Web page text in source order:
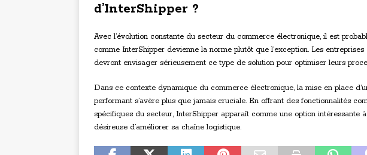
d’InterShipper ?
Avec l’évolution constante du secteur du commerce électronique, il est
comme InterShipper devienne la norme plutôt que l’exception. Les
devront envisager sérieusement ce type de solution pour optimiser leurs
Dans ce contexte dynamique du commerce électronique, la mise en place
performant s’avère plus que jamais cruciale. En offrant des fonctionnalités
spécifiques du secteur, InterShipper apparaît comme une option intéressante
désireuse d’améliorer sa chaîne logistique.